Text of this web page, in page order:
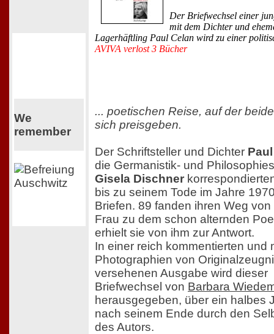
We
remember
Der Briefwechsel einer
mit dem Dichter und
Lagerhäftling Paul Celan wird zu einer
AVIVA verlost 3 Bücher
... poetischen Reise, auf der
sich preisgeben.
Der Schriftsteller und Dichter
die Germanistik- und
Gisela Dischner
bis zu seinem Tode im Jahre
Briefen. 89 fanden ihren Weg
Frau zu dem schon alternden
erhielt sie von ihm zur Antwort.
In einer reich kommentierten und
Photographien von
versehenen Ausgabe wird dieser
Briefwechsel von Barbara
herausgegeben, über ein halbes
nach seinem Ende durch den
des Autors.